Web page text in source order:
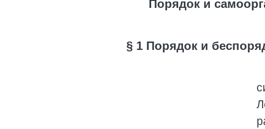
Порядок и
§ 1 Порядок и